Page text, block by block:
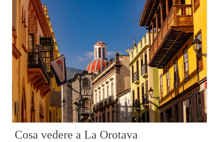
Cosa vedere a La Orotava